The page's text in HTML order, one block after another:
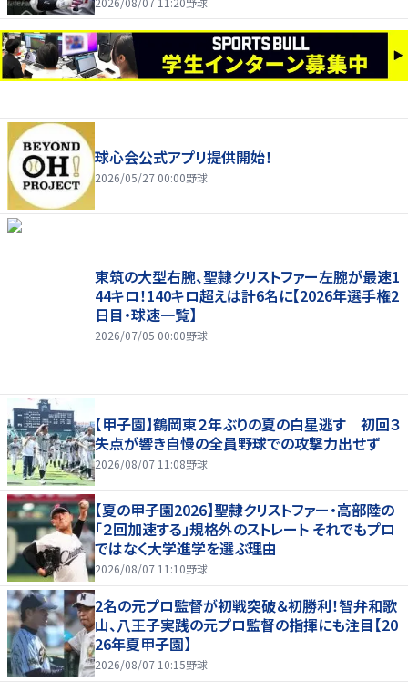
球心会公式アプリ提供開始！
2026/05/27 00:00野球
東筑の大型右腕、聖隷クリストファー左腕が最速1
44キロ！140キロ超えは計6名に【2026年選手権2
日目・球速一覧】
2026/07/05 00:00野球
【甲子園】鶴岡東２年ぶりの夏の白星逃す 初回３
失点が響き自慢の全員野球での攻撃力出せず
2026/08/07 11:08野球
【夏の甲子園2026】聖隷クリストファー・高部陸の
「２回加速する」規格外のストレート それでもプロ
ではなく大学進学を選ぶ理由
2026/08/07 11:10野球
2名の元プロ監督が初戦突破＆初勝利！智弁和歌
山、八王子実践の元プロ監督の指揮にも注目【20
26年夏甲子園】
2026/08/07 10:15野球